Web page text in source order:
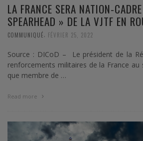
LA FRANCE SERA NATION-
SPEARHEAD » DE LA VJTF EN
COMMUNIQUÉ FÉVRIER 25, 2022
Source : DICoD – Le président de la
renforcements militaires de la France au
que membre de …
Read more